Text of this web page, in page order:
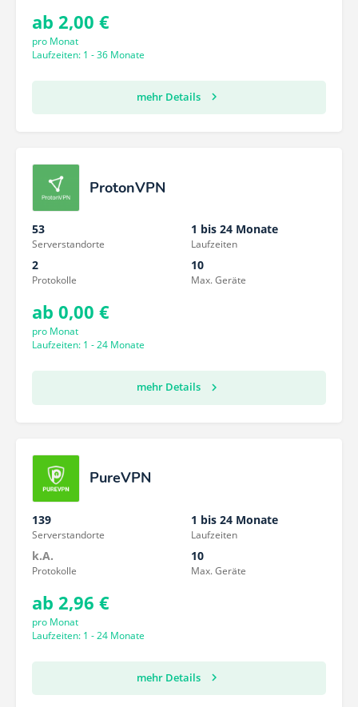
ab 2,00 €
pro Monat
Laufzeiten: 1 - 36 Monate
mehr Details
ProtonVPN
53
Serverstandorte
1 bis 24 Monate
Laufzeiten
2
Protokolle
10
Max. Geräte
ab 0,00 €
pro Monat
Laufzeiten: 1 - 24 Monate
mehr Details
PureVPN
139
Serverstandorte
1 bis 24 Monate
Laufzeiten
k.A.
Protokolle
10
Max. Geräte
ab 2,96 €
pro Monat
Laufzeiten: 1 - 24 Monate
mehr Details